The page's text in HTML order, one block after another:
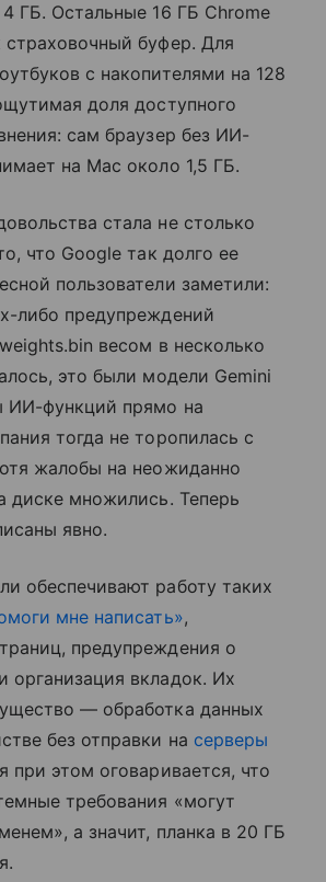
ГБ. Остальные 16 ГБ Chrome
страховочный буфер. Для
с накопителями на 128
доля доступного
сам браузер без ИИ-
на Mac около 1,5 ГБ.
стала не столько
что Google так долго ее
пользователи заметили:
либо предупреждений
весом в несколько
это были модели Gemini
ИИ-функций прямо на
тогда не торопилась с
жалобы на неожиданно
диске множились. Теперь
явно.
обеспечивают работу таких
мне написать»,
предупреждения о
организация вкладок. Их
— обработка данных
без отправки на серверы
при этом оговаривается, что
требования «могут
а значит, планка в 20 ГБ